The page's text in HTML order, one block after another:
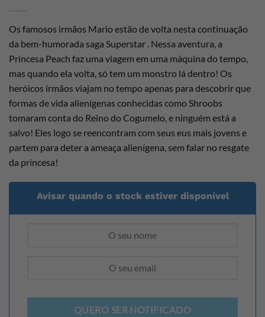
Os famosos irmãos Mario estão de volta nesta continuação
da bem-humorada saga Superstar . Nessa aventura, a
Princesa Peach faz uma viagem em uma máquina do tempo,
mas quando ela volta, só tem um monstro lá dentro! Os
heróicos irmãos viajam no tempo apenas para descobrir que
formas de vida alienígenas conhecidas como Shroobs
tomaram conta do Reino do Cogumelo, e ninguém está a
salvo! Eles logo se reencontram com seus eus mais jovens e
partem para deter a ameaça alienígena, sem falar no resgate
da princesa!
Avisar quando o stock estiver disponível
QUERO SER NOTIFICADO